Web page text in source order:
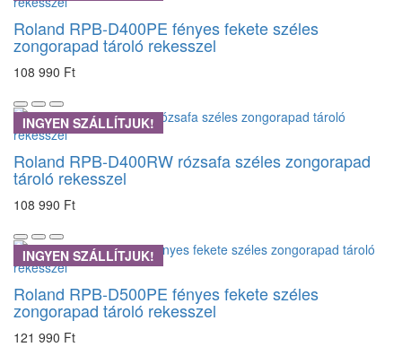
Roland RPB-D400PE fényes fekete széles
zongorapad tároló rekesszel
108 990 Ft
INGYEN SZÁLLÍTJUK!
Roland RPB-D400RW rózsafa széles zongorapad
tároló rekesszel
108 990 Ft
INGYEN SZÁLLÍTJUK!
Roland RPB-D500PE fényes fekete széles
zongorapad tároló rekesszel
121 990 Ft